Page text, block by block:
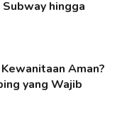
hingga
Aman?
yang Wajib